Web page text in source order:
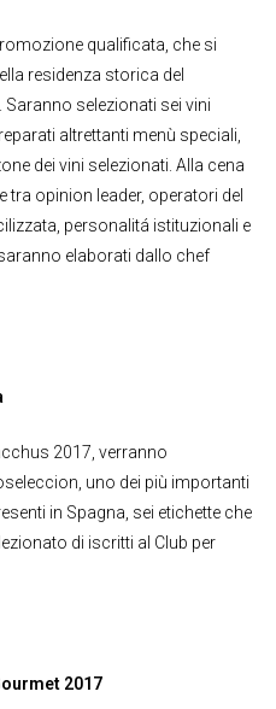
qualificata, che si
residenza storica del
. Saranno selezionati sei vini
altrettanti menù speciali,
dei vini selezionati. Alla cena
opinion leader, operatori del
personalitá istituzionali e
elaborati dallo chef
2017, verranno
uno dei più importanti
in Spagna, sei etichette che
di iscritti al Club per
2017